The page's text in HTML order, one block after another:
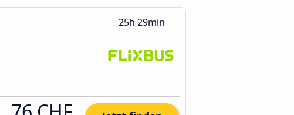
25h 29min